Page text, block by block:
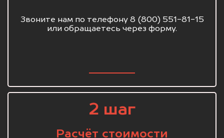
Звоните нам по телефону 8 (800) 551-81-15
или обращаетесь через форму.
2 шаг
Расчёт стоимости